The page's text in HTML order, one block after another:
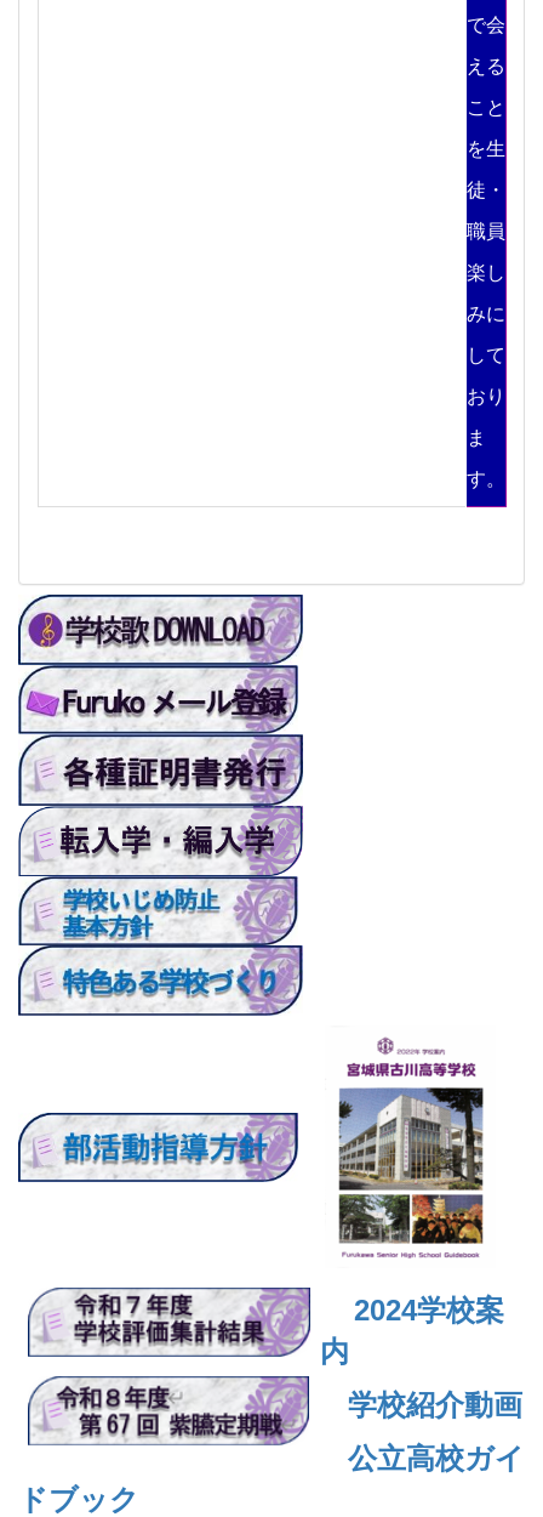
で会
える
こと
を生
徒・
職員
楽し
みに
して
おり
ま
す。
2024学校案
内
学校紹介動画
公立高校ガイ
ドブック